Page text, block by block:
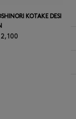
KOTAKE DESI